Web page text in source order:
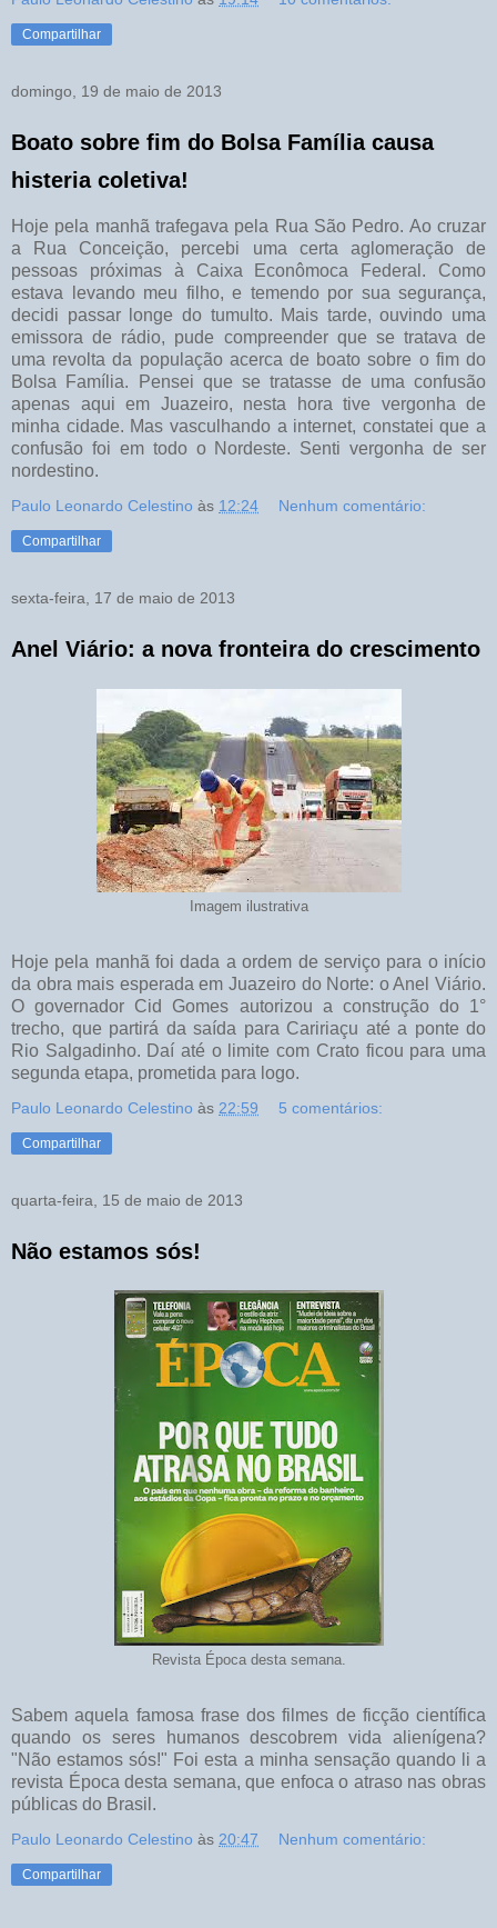
Compartilhar
domingo, 19 de maio de 2013
Boato sobre fim do Bolsa Família causa
histeria coletiva!
Hoje pela manhã trafegava pela Rua São Pedro. Ao cruzar
a Rua Conceição, percebi uma certa aglomeração de
pessoas próximas à Caixa Econômoca Federal. Como
estava levando meu filho, e temendo por sua segurança,
decidi passar longe do tumulto. Mais tarde, ouvindo uma
emissora de rádio, pude compreender que se tratava de
uma revolta da população acerca de boato sobre o fim do
Bolsa Família. Pensei que se tratasse de uma confusão
apenas aqui em Juazeiro, nesta hora tive vergonha de
minha cidade. Mas vasculhando a internet, constatei que a
confusão foi em todo o Nordeste. Senti vergonha de ser
nordestino.
Paulo Leonardo Celestino às 12:24 Nenhum comentário:
Compartilhar
sexta-feira, 17 de maio de 2013
Anel Viário: a nova fronteira do crescimento
Imagem ilustrativa
Hoje pela manhã foi dada a ordem de serviço para o início
da obra mais esperada em Juazeiro do Norte: o Anel Viário.
O governador Cid Gomes autorizou a construção do 1°
trecho, que partirá da saída para Caririaçu até a ponte do
Rio Salgadinho. Daí até o limite com Crato ficou para uma
segunda etapa, prometida para logo.
Paulo Leonardo Celestino às 22:59 5 comentários:
Compartilhar
quarta-feira, 15 de maio de 2013
Não estamos sós!
Revista Época desta semana.
Sabem aquela famosa frase dos filmes de ficção científica
quando os seres humanos descobrem vida alienígena?
"Não estamos sós!" Foi esta a minha sensação quando li a
revista Época desta semana, que enfoca o atraso nas obras
públicas do Brasil.
Paulo Leonardo Celestino às 20:47 Nenhum comentário:
Compartilhar